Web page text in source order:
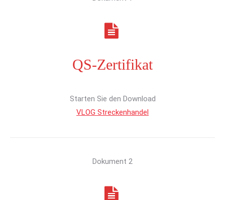
QS-Zertifikat
Starten Sie den Download
VLOG Streckenhandel
Dokument 2